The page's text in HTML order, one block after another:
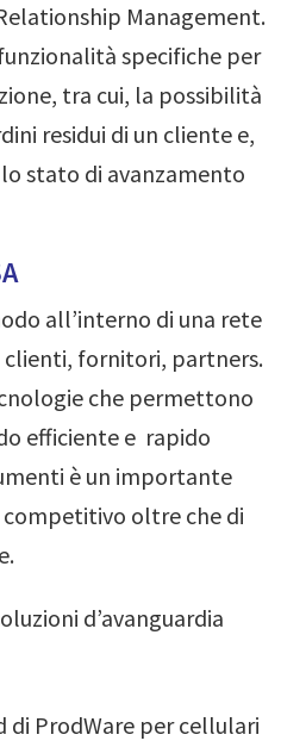
Management.
specifiche per
tra cui, la possibilità
residui di un cliente e,
stato di avanzamento
all’interno di una rete
clienti, fornitori, partners.
che permettono
efficiente e rapido
è un importante
oltre che di
d’avanguardia
di ProdWare per cellulari